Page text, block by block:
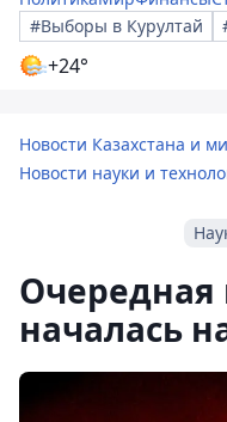
#Выборы в Курултай
+24°
Новости Казахстана и
Новости науки и
Очередная
началась